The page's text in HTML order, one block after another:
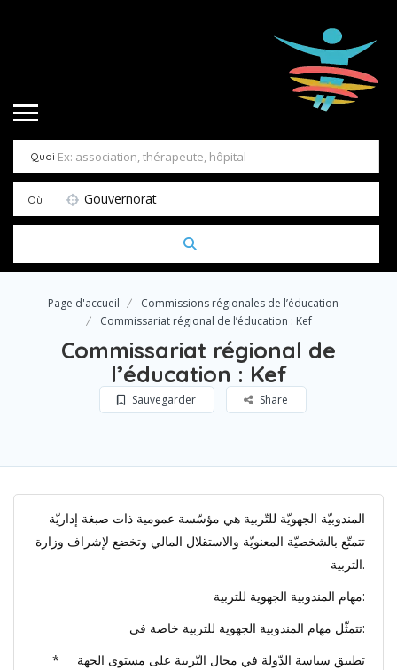
Quoi
Où Gouvernorat
Page d'accueil
Commissions régionales de l’éducation
Commissariat régional de l’éducation : Kef
Commissariat régional de
l’éducation : Kef
Sauvegarder Share
المندوبيّة الجهويّة للتّربية هي مؤسّسة عمومية ذات صبغة إداريّة
تتمتّع بالشخصيّة المعنويّة والاستقلال المالي وتخضع لإشراف وزارة
التربية.
مهام المندوبية الجهوية للتربية:
تتمثّل مهام المندوبية الجهوية للتربية خاصة في:
* تطبيق سياسة الدّولة في مجال التّربية على مستوى الجهة